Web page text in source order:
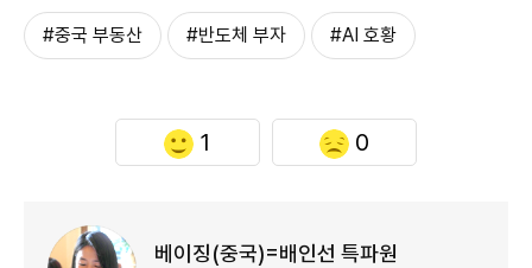
#중국 부동산 #반도체 부자 #AI 호황
1 0
베이징(중국)=배인선 특파원